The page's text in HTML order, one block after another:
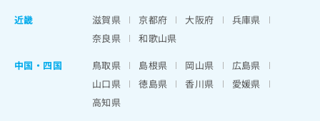
近畿
滋賀県 京都府 大阪府
兵庫県
奈良県
和歌山県
中国・四国
鳥取県 島根県 岡山県
広島県
山口県
徳島県 香川県
愛媛県
高知県